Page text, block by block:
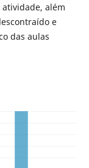
além
e
das aulas